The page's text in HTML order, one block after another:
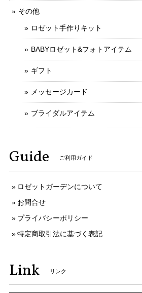
その他
ロゼット手作りキット
BABYロゼット&フォトアイテム
ギフト
メッセージカード
ブライダルアイテム
Guide ご利用ガイド
ロゼットガーデンについて
お問合せ
プライバシーポリシー
特定商取引法に基づく表記
Link リンク